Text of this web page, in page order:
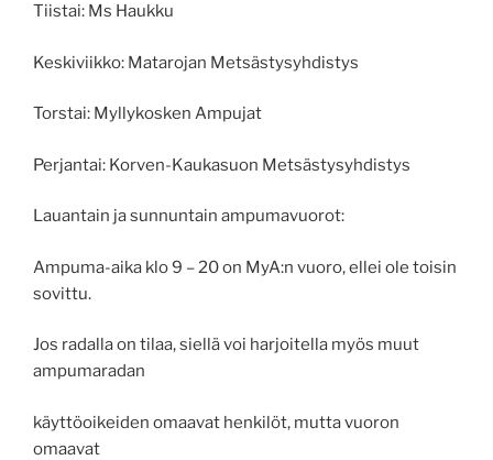
Tiistai: Ms Haukku
Keskiviikko: Matarojan Metsästysyhdistys
Torstai: Myllykosken Ampujat
Perjantai: Korven-Kaukasuon Metsästysyhdistys
Lauantain ja sunnuntain ampumavuorot:
Ampuma-aika klo 9 – 20 on MyA:n vuoro, ellei ole toisin
sovittu.
Jos radalla on tilaa, siellä voi harjoitella myös muut
ampumaradan
käyttöoikeiden omaavat henkilöt, mutta vuoron
omaavat